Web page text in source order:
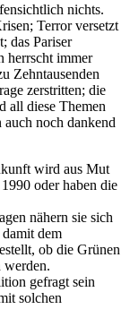
nichts.
Terror versetzt
das Pariser
herrscht immer
Zehntausenden
zerstritten; die
all diese Themen
noch dankend
wird aus Mut
oder haben die
nähern sie sich
dem
ob die Grünen
werden.
gefragt sein
solchen